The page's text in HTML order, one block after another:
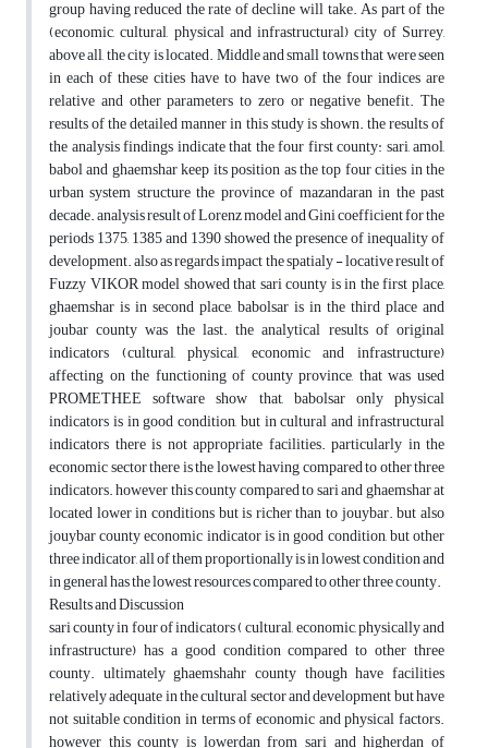
group having reduced the rate of decline will take. As part of the
(economic, cultural, physical and infrastructural) city of Surrey,
above all, the city is located. Middle and small towns that were seen
in each of these cities have to have two of the four indices are
relative and other parameters to zero or negative benefit. The
results of the detailed manner in this study is shown. the results of
the analysis findings indicate that the four first county: sari, amol,
babol and ghaemshar keep its position as the top four cities in the
urban system structure the province of mazandaran in the past
decade. analysis result of Lorenz model and Gini coefficient for the
periods 1375, 1385 and 1390 showed the presence of inequality of
development. also as regards impact the spatialy - locative result of
Fuzzy VIKOR model showed that sari county is in the first place,
ghaemshar is in second place, babolsar is in the third place and
joubar county was the last. the analytical results of original
indicators (cultural, physical, economic and infrastructure)
affecting on the functioning of county province, that was used
PROMETHEE software show that, babolsar only physical
indicators is in good condition, but in cultural and infrastructural
indicators there is not appropriate facilities. particularly in the
economic sector there is the lowest having compared to other three
indicators. however this county compared to sari and ghaemshar at
located lower in conditions but is richer than to jouybar. but also
jouybar county economic indicator is in good condition, but other
three indicator, all of them proportionally is in lowest condition and
in general has the lowest resources compared to other three county.
Results and Discussion
sari county in four of indicators ( cultural, economic, physically and
infrastructure) has a good condition compared to other three
county. ultimately ghaemshahr county though have facilities
relatively adequate in the cultural sector and development but have
not suitable condition in terms of economic and physical factors.